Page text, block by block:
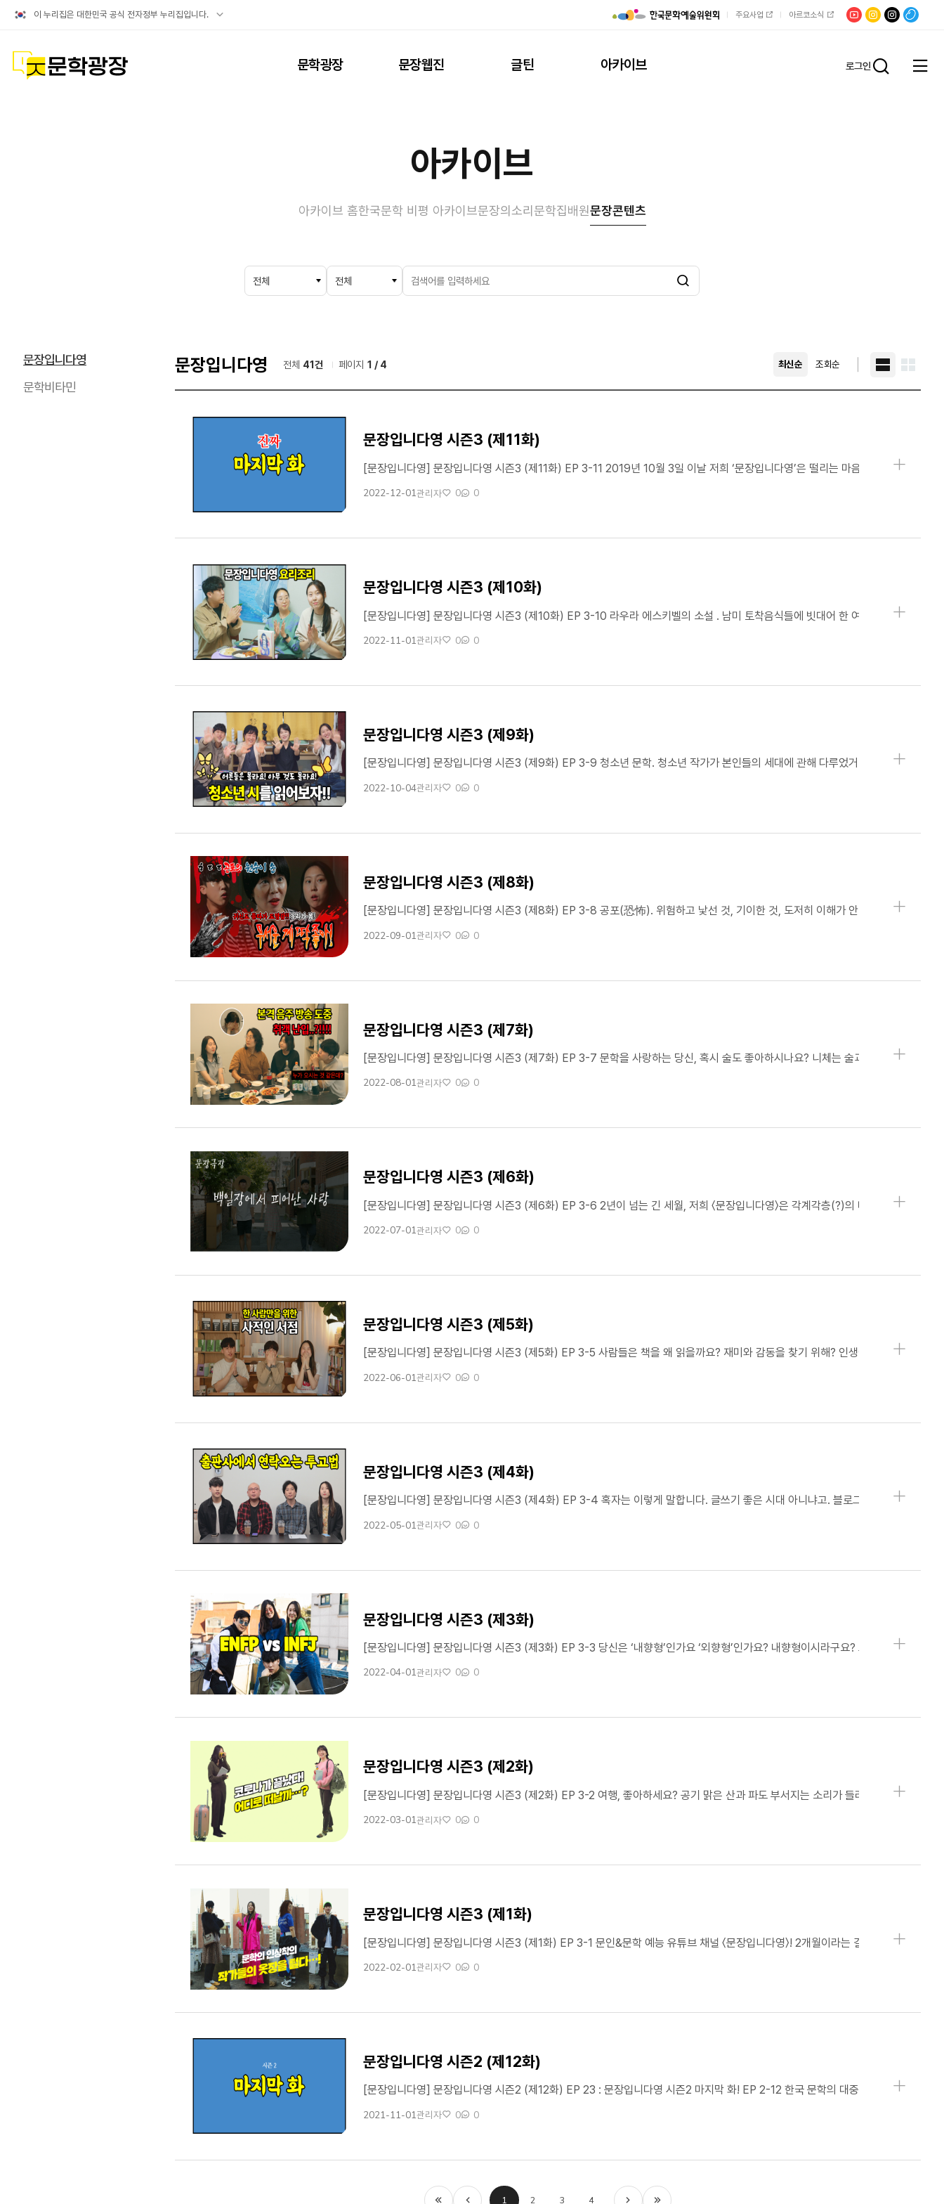
이 누리집은 대한민국 공식 전자정부 누리집입니다.
공식
주요사업 아르코소식 유튜브문학광장채널문장
팟빵
문학광장 문학광장 문장웹진 글틴 아카이브 로그인
전체
아카이브
아카이브 홈한국문학 비평 아카이브문장의소리 문학집배원문장콘텐츠
문장입니다영
문학비타민
문장입니다영 전체 41건 페이지 1 / 4 최신순 조회순 블로그형썸네일형
문장입니다영 시즌3 (제11화)
작성일
2022-12-01작성자
관리자좋아요
0댓글수
0
상세보기
문장입니다영 시즌3 (제10화)
작성일
2022-11-01작성자
관리자좋아요
0댓글수
0
상세보기
문장입니다영 시즌3 (제9화)
작성일
2022-10-04작성자
관리자좋아요
0댓글수
0
상세보기
문장입니다영 시즌3 (제8화)
작성일
2022-09-01작성자
관리자좋아요
0댓글수
0
상세보기
문장입니다영 시즌3 (제7화)
작성일
2022-08-01작성자
관리자좋아요
0댓글수
0
상세보기
문장입니다영 시즌3 (제6화)
작성일
2022-07-01작성자
관리자좋아요
0댓글수
0
상세보기
문장입니다영 시즌3 (제5화)
작성일
2022-06-01작성자
관리자좋아요
0댓글수
0
상세보기
문장입니다영 시즌3 (제4화)
작성일
2022-05-01작성자
관리자좋아요
0댓글수
0
상세보기
문장입니다영 시즌3 (제3화)
작성일
2022-04-01작성자
관리자좋아요
0댓글수
0
상세보기
문장입니다영 시즌3 (제2화)
작성일
2022-03-01작성자
관리자좋아요
0댓글수
0
상세보기
문장입니다영 시즌3 (제1화)
작성일
2022-02-01작성자
관리자좋아요
0댓글수
0
상세보기
문장입니다영 시즌2 (제12화)
작성일
2021-11-01작성자
관리자좋아요
0댓글수
0
상세보기
1 2 3 4